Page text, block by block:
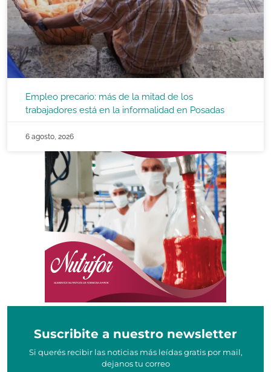
Empleo precario: más de la mitad de los
trabajadores está en la informalidad en Posadas
6 agosto, 2026
Suscribite a nuestro newsletter
Si querés recibir las noticias más leídas gratis por mail,
dejanos tu correo